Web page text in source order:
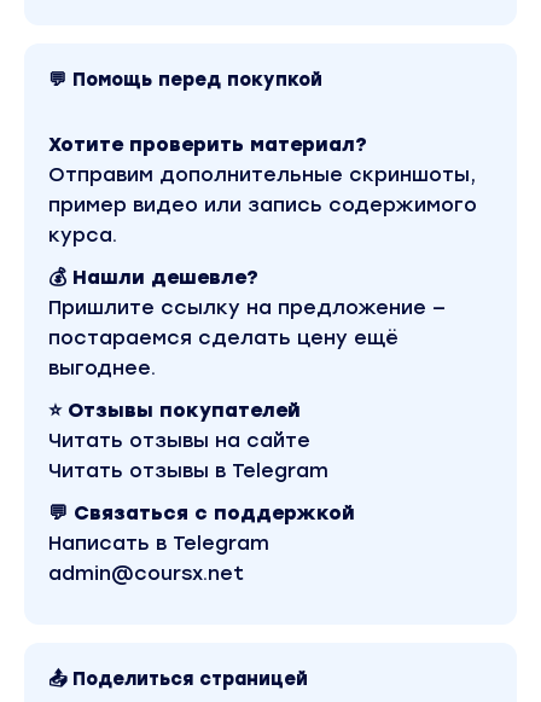
💬 Помощь перед покупкой
Хотите проверить материал?
Отправим дополнительные скриншоты,
пример видео или запись содержимого
курса.
💰 Нашли дешевле?
Пришлите ссылку на предложение —
постараемся сделать цену ещё
выгоднее.
⭐ Отзывы покупателей
Читать отзывы на сайте
Читать отзывы в Telegram
💬 Связаться с поддержкой
Написать в Telegram
admin@coursx.net
📤 Поделиться страницей